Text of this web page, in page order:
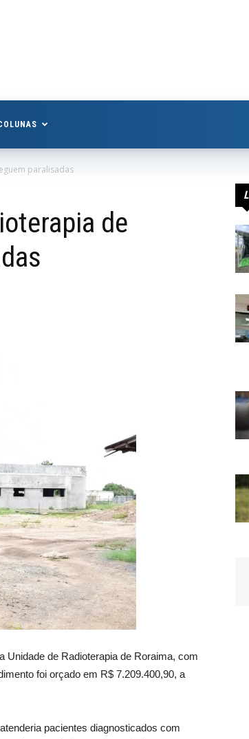
paralisadas
de
Unidade de Radioterapia de Roraima, com
foi orçado em R$ 7.209.400,90, a
pacientes diagnosticados com